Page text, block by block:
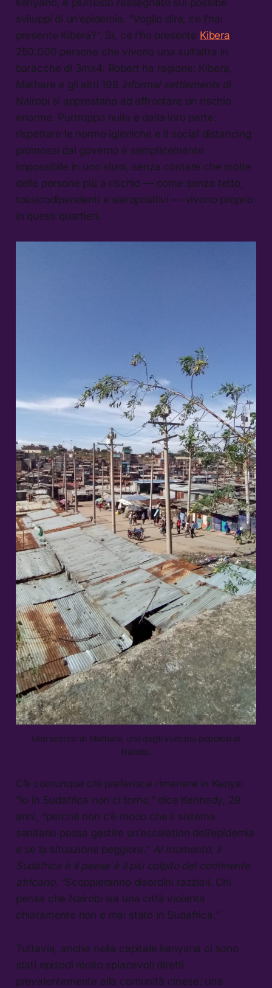
kenyano, è piuttosto rassegnato sui possibili
sviluppi di un’epidemia. “Voglio dire, ce l’hai
presente Kibera?”. Sì, ce l’ho presente Kibera:
250.000 persone che vivono una sull’altra in
baracche di 3mx4. Robert ha ragione: Kibera,
Mathare e gli altri 198 informal settlementsdi
Nairobi si apprestano ad affrontare un rischio
enorme. Purtroppo nulla è dalla loro parte:
rispettare le norme igieniche e il social distancing
promossi dal governo è semplicemente
impossibile in uno slum, senza contare che molte
delle persone più a rischio — come senza tetto,
tossicodipendenti e sieropositivi — vivono proprio
in questi quartieri.
Uno scorcio di Mathare, uno degli slum più popolosi di
Nairobi.
C’è comunque chi preferisce rimanere in Kenya:
“Io in Sudafrica non ci torno,” dice Kennedy, 29
anni, “perché non c’è modo che il sistema
sanitario possa gestire un’escalation dell’epidemia
e se la situazione peggiora.” Al momento, il
Sudafrica è il paese è il più colpito del continente
africano. “Scoppieranno disordini razziali. Chi
pensa che Nairobi sia una città violenta
chiaramente non è mai stato in Sudafrica.”
Tuttavia, anche nella capitale kenyana ci sono
stati episodi molto spiacevoli diretti
prevalentemente alla comunità cinese: una